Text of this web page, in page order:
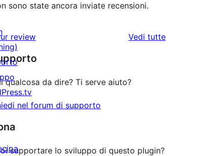
sono state ancora inviate recensioni.
review Vedi tuttele
qualcosa da dire? Ti serve aiuto?
nel forum di supporto
supportare lo sviluppo di questo plugin?